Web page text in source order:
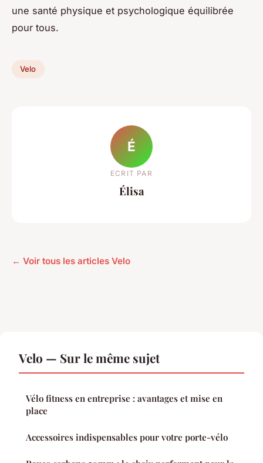
une santé physique et psychologique équilibrée
pour tous.
Velo
É
ECRIT PAR
Élisa
← Voir tous les articles Velo
Velo — Sur le même sujet
Vélo fitness en entreprise : avantages et mise en
place
Accessoires indispensables pour votre porte-vélo